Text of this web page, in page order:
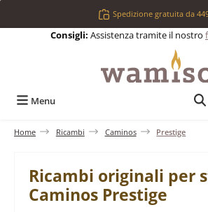
Passa al contenuto principaleSpedizione gratuita da
Consigli: Assistenza tramite il nostro
Menu
Home Ricambi Caminos Prestige
Ricambi originali per
Caminos Prestige